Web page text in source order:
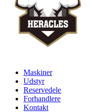
Maskiner
Udstyr
Reservedele
Forhandlere
Kontakt